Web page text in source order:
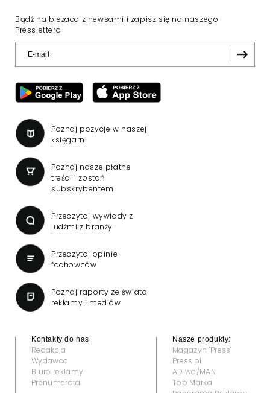
Bądź na bieżaco z newsami i zapisz się na naszego
Presslettera
Poznaj pozycje w naszej
księgarni
Poznaj nasze płatne
treści i zostań
subskrybentem
Przeczytaj wywiady z
ludźmi z branży
Przeczytaj opinie
fachowców
Poznaj raporty ze świata
reklamy i mediów
Kontakty do nas
Redakcja
Wydawca
Biuro reklamy
Prenumerata
Nasze produkty:
Magazyn "Press"
Press.pl
AD wo/MAN
Top Marka